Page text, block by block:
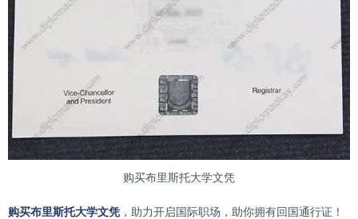
购买布里斯托大学文凭
购买布里斯托大学文凭 ，助力开启国际职场，助你拥有回国通行证！